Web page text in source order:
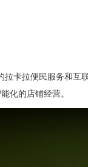
卡拉便民服务和互
化的店铺经营。